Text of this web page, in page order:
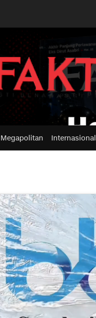
Megapolitan Internasional